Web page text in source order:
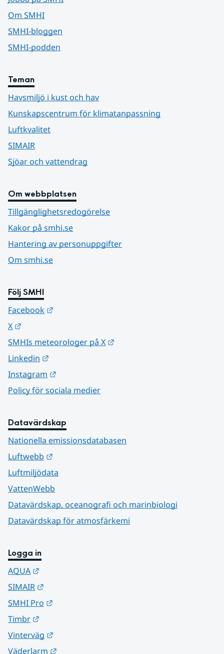
Om SMHI
SMHI-bloggen
SMHI-podden
Teman
Havsmiljö i kust och hav
Kunskapscentrum för klimatanpassning
Luftkvalitet
SIMAIR
Sjöar och vattendrag
Om webbplatsen
Tillgänglighetsredogörelse
Kakor på smhi.se
Hantering av personuppgifter
Om smhi.se
Följ SMHI
Facebook
X
SMHIs meteorologer på X
Linkedin
Instagram
Policy för sociala medier
Datavärdskap
Nationella emissionsdatabasen
Luftwebb
Luftmiljödata
VattenWebb
Datavärdskap, oceanografi och marinbiologi
Datavärdskap för atmosfärkemi
Logga in
AQUA
SIMAIR
SMHI Pro
Timbr
Vinterväg
Väderlarm